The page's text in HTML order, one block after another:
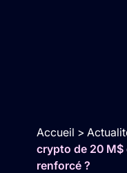
Accueil >
crypto de 20
renforcé ?